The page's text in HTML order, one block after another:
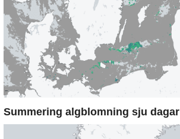
Summering algblomning sju dagar